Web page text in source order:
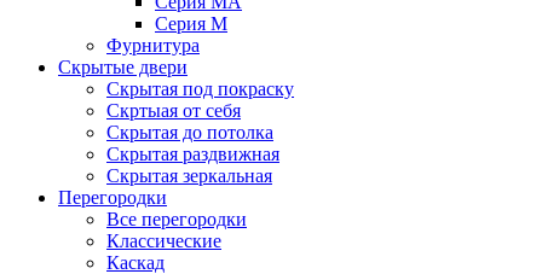
Серия M
Фурнитура
Скрытые двери
Скрытая под покраску
Скртыая от себя
Скрытая до потолка
Скрытая раздвижная
Скрытая зеркальная
Перегородки
Все перегородки
Классические
Каскад